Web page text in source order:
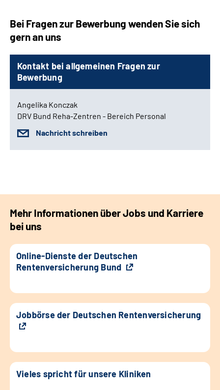
Bei Fragen zur Bewerbung wenden Sie sich
gern an uns
Kontakt bei allgemeinen Fragen zur
Bewerbung
Angelika Konczak
DRV Bund Reha-Zentren - Bereich Personal
Nachricht schreiben
Mehr Informationen über Jobs und Karriere
bei uns
Online-Dienste der Deutschen
Rentenversicherung Bund
Jobbörse der Deutschen Rentenversicherung
Vieles spricht für unsere Kliniken